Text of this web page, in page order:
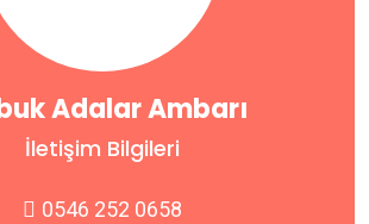
Adalar Ambarı
İletişim Bilgileri
0546 252 0658